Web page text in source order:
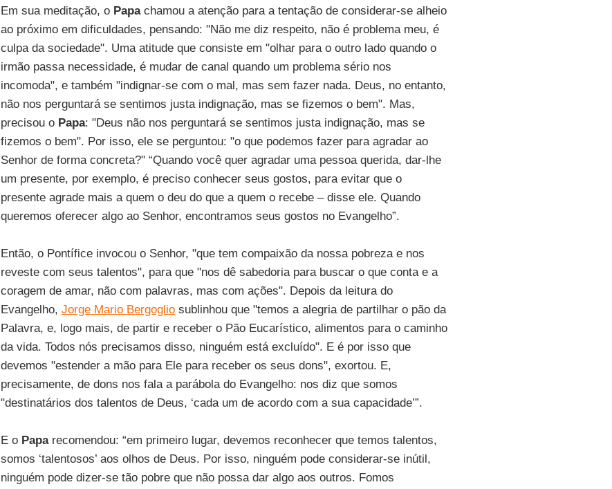
Em sua meditação, o Papachamou a atenção para a tentação de considerar-se alheio
ao próximo em dificuldades, pensando: "Não me diz respeito, não é problema meu, é
culpa da sociedade". Uma atitude que consiste em "olhar para o outro lado quando o
irmão passa necessidade, é mudar de canal quando um problema sério nos
incomoda", e também "indignar-se com o mal, mas sem fazer nada. Deus, no entanto,
não nos perguntará se sentimos justa indignação, mas se fizemos o bem". Mas,
precisou o Papa: "Deus não nos perguntará se sentimos justa indignação, mas se
fizemos o bem". Por isso, ele se perguntou: "o que podemos fazer para agradar ao
Senhor de forma concreta?" “Quando você quer agradar uma pessoa querida, dar-lhe
um presente, por exemplo, é preciso conhecer seus gostos, para evitar que o
presente agrade mais a quem o deu do que a quem o recebe – disse ele. Quando
queremos oferecer algo ao Senhor, encontramos seus gostos no Evangelho”.
Então, o Pontífice invocou o Senhor, "que tem compaixão da nossa pobreza e nos
reveste com seus talentos", para que "nos dê sabedoria para buscar o que conta e a
coragem de amar, não com palavras, mas com ações". Depois da leitura do
Evangelho, Jorge Mario Bergogliosublinhou que "temos a alegria de partilhar o pão da
Palavra, e, logo mais, de partir e receber o Pão Eucarístico, alimentos para o caminho
da vida. Todos nós precisamos disso, ninguém está excluído". E é por isso que
devemos "estender a mão para Ele para receber os seus dons", exortou. E,
precisamente, de dons nos fala a parábola do Evangelho: nos diz que somos
"destinatários dos talentos de Deus, ‘cada um de acordo com a sua capacidade’”.
E o Paparecomendou: “em primeiro lugar, devemos reconhecer que temos talentos,
somos ‘talentosos’ aos olhos de Deus. Por isso, ninguém pode considerar-se inútil,
ninguém pode dizer-se tão pobre que não possa dar algo aos outros. Fomos